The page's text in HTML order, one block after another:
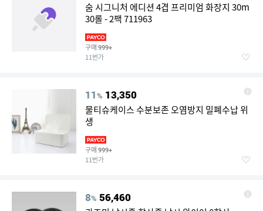
숨 시그니처 에디션 4겹 프리미엄 화장지 30m
30롤 - 2팩 711963
구매 999+
11번가
11% 13,350
물티슈케이스 수분보존 오염방지 밀폐수납 위
생
구매 999+
11번가
8% 56,460